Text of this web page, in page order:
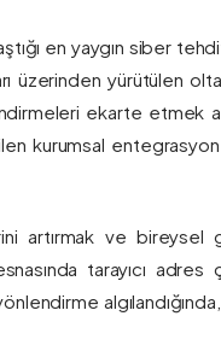
en yaygın siber
yürütülen
ekarte
kurumsal
artırmak ve bireysel
tarayıcı